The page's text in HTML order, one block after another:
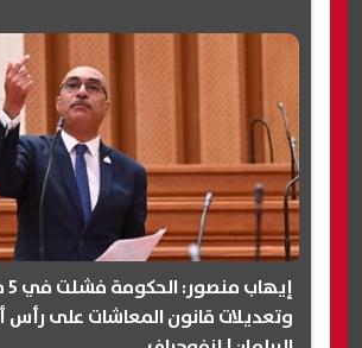
وتعديلات قانون المعاشات على رأس